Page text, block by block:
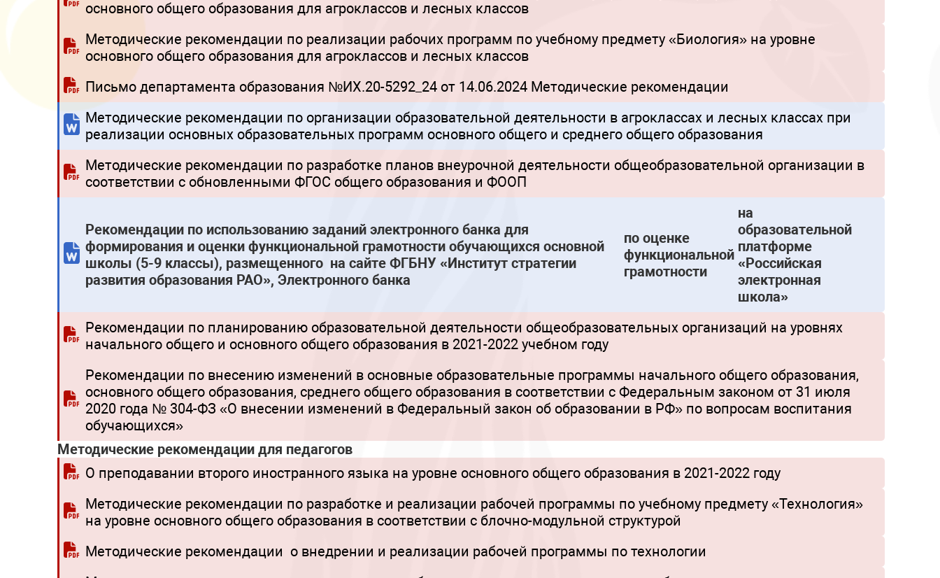
основного общего образования для агроклассов и лесных классов
Методические рекомендации по реализации рабочих программ по учебному предмету «Биология» на уровне
основного общего образования для агроклассов и лесных классов
Письмо департамента образования №ИХ.20-5292_24 от 14.06.2024 Методические рекомендации
Методические рекомендации по организации образовательной деятельности в агроклассах и лесных классах при
реализации основных образовательных программ основного общего и среднего общего образования
Методические рекомендации по разработке планов внеурочной деятельности общеобразовательной организации в
соответствии с обновленными ФГОС общего образования и ФООП
Рекомендации по использованию заданий электронного банка для
формирования и оценки функциональной грамотности обучающихся основной
школы (5-9 классы), размещенного на сайте ФГБНУ «Институт стратегии
развития образования РАО», Электронного банка
по оценке
функциональной
грамотности
на
образовательной
платформе
«Российская
электронная
школа»
Рекомендации по планированию образовательной деятельности общеобразовательных организаций на уровнях
начального общего и основного общего образования в 2021-2022 учебном году
Рекомендации по внесению изменений в основные образовательные программы начального общего образования,
основного общего образования, среднего общего образования в соответствии с Федеральным законом от 31 июля
2020 года № 304-ФЗ «О внесении изменений в Федеральный закон об образовании в РФ» по вопросам воспитания
обучающихся»
Методические рекомендации для педагогов
О преподавании второго иностранного языка на уровне основного общего образования в 2021-2022 году
Методические рекомендации по разработке и реализации рабочей программы по учебному предмету «Технология»
на уровне основного общего образования в соответствии с блочно-модульной структурой
Методические рекомендации о внедрении и реализации рабочей программы по технологии